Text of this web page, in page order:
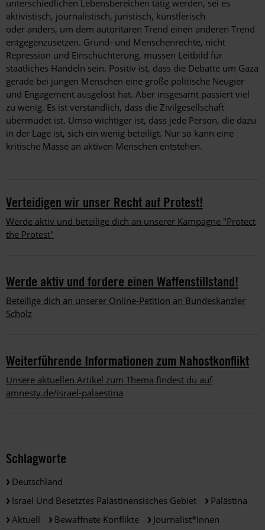
unterschiedlichen Lebensbereichen tätig werden, sei es
aktivistisch, journalistisch, juristisch, künstlerisch
oder anders, um dem autoritären Trend einen anderen Trend
entgegenzusetzen. Grund- und Menschenrechte, nicht
Repression und Einschüchterung, müssen Leitbild für
staatliches Handeln sein. Positiv ist, dass die Debatte um Gaza
gerade bei jungen Menschen eine große politische Neugier
und Engagement ausgelöst hat. Aber insgesamt passiert viel
zu wenig. Es ist verständlich, dass die Zivilgesellschaft
übermüdet ist. Umso wichtiger ist, dass jede Person, die dazu
in der Lage ist, sich ein wenig beteiligt. Nur so kann eine
kritische Masse an aktiven Menschen entstehen.
Verteidigen wir unser Recht auf Protest!
Werde aktiv und beteilige dich an unserer Kampagne "Protect
the Protest"
Werde aktiv und fordere einen Waffenstillstand!
Beteilige dich an unserer Online-Petition an Bundeskanzler
Scholz
Weiterführende Informationen zum Nahostkonflikt
Unsere aktuellen Artikel zum Thema findest du auf
amnesty.de/israel-palaestina
Schlagworte
Deutschland
Israel Und Besetztes Palästinensisches Gebiet
Palästina
Aktuell
Bewaffnete Konflikte Journalist*innen